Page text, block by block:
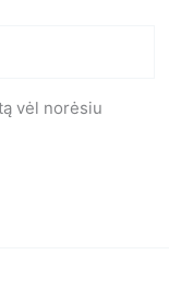
vėl norėsiu